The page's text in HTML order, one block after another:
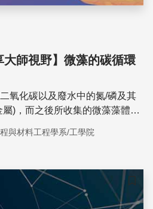
大師視野】微藻的碳循環
氧化碳以及廢水中的氮/磷及其
)，而之後所收集的微藻藻體可
以及乳酸和琥珀酸等化學品
與材料工程學系/工學院
儲存